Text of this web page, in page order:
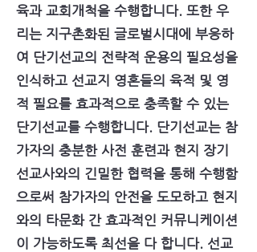
육과 교회개척을 수행합니다. 또한 우
리는 지구촌화된 글로벌시대에 부응하
여 단기선교의 전략적 운용의 필요성을
인식하고 선교지 영혼들의 육적 및 영
적 필요를 효과적으로 충족할 수 있는
단기선교를 수행합니다. 단기선교는 참
가자의 충분한 사전 훈련과 현지 장기
선교사와의 긴밀한 협력을 통해 수행함
으로써 참가자의 안전을 도모하고 현지
와의 타문화 간 효과적인 커뮤니케이션
이 가능하도록 최선을 다 합니다. 선교